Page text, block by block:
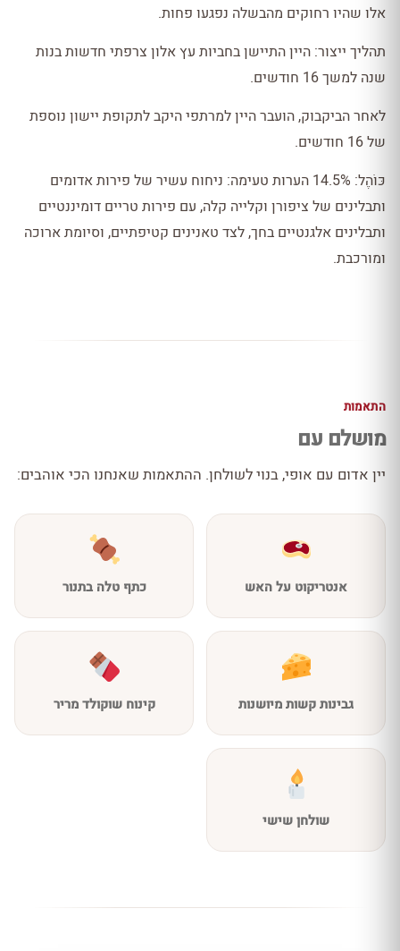
אלו שהיו רחוקים מהבשלה נפגעו פחות.
תהליך ייצור: היין התיישן בחביות עץ אלון צרפתי חדשות בנות
שנה למשך 16 חודשים.
לאחר הביקבוק, הועבר היין למרתפי היקב לתקופת יישון נוספת
של 16 חודשים.
כּוֹהֶל: 14.5% הערות טעימה: ניחוח עשיר של פירות אדומים
ותבלינים של ציפורן וקלייה קלה, עם פירות טריים דומיננטיים
ותבלינים אלגנטיים בחך, לצד טאנינים קטיפתיים, וסיומת ארוכה
ומורכבת.
התאמות
מושלם עם
יין אדום עם אופי, בנוי לשולחן. ההתאמות שאנחנו הכי אוהבים:
אנטריקוט על האש כתף טלה בתנור
גבינות קשות מיושנות קינוח שוקולד מריר
שולחן שישי